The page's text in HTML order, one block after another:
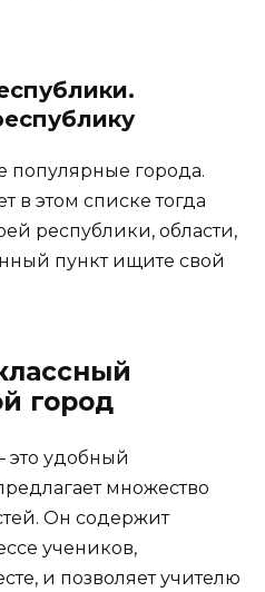
популярные города.
в этом списке тогда
республики, области,
пункт ищите свой
город
это удобный
множество
Он содержит
учеников,
и позволяет учителю